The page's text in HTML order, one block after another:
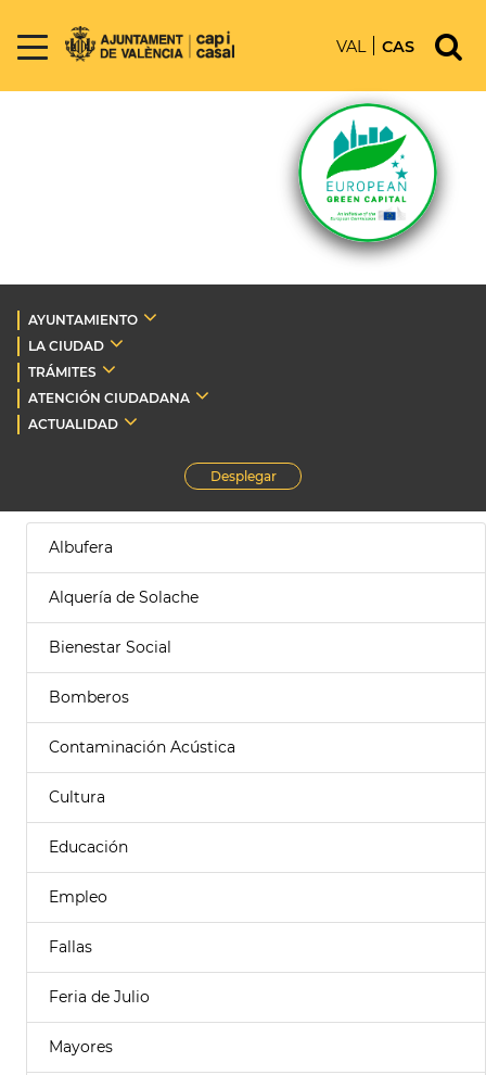
VAL CAS
AYUNTAMIENTO
LA CIUDAD
TRÁMITES
ATENCIÓN CIUDADANA
ACTUALIDAD
Desplegar
Albufera
Alquería de Solache
Bienestar Social
Bomberos
Contaminación Acústica
Cultura
Educación
Empleo
Fallas
Feria de Julio
Mayores